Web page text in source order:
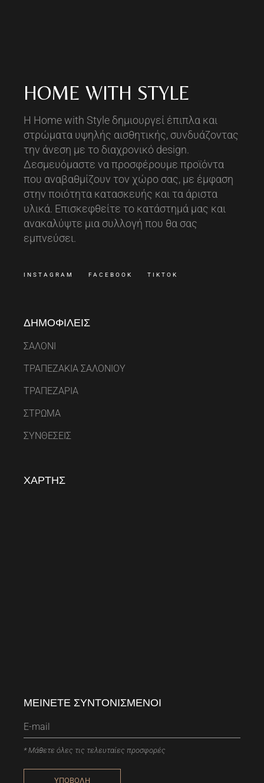
HOME WITH STYLE
Η Home with Style δημιουργεί έπιπλα και
στρώματα υψηλής αισθητικής, συνδυάζοντας
την άνεση με το διαχρονικό design.
Δεσμευόμαστε να προσφέρουμε προϊόντα
που αναβαθμίζουν τον χώρο σας, με έμφαση
στην ποιότητα κατασκευής και τα άριστα
υλικά. Επισκεφθείτε το κατάστημά μας και
ανακαλύψτε μια συλλογή που θα σας
εμπνεύσει.
INSTAGRAM FACEBOOK TIKTOK
ΔΗΜΟΦΙΛΕΙΣ
ΣΑΛΟΝΙ
ΤΡΑΠΕΖΑΚΙΑ ΣΑΛΟΝΙΟΥ
ΤΡΑΠΕΖΑΡΙΑ
ΣΤΡΩΜΑ
ΣΥΝΘΕΣΕΙΣ
ΧΑΡΤΗΣ
ΜΕΙΝΕΤΕ ΣΥΝΤΟΝΙΣΜΕΝΟΙ
* Μάθετε όλες τις τελευταίες προσφορές
ΥΠΟΒΟΛΗ